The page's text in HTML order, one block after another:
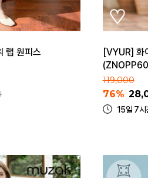
랩 원피스
[VYUR] 화
119,000
76%
15일 7